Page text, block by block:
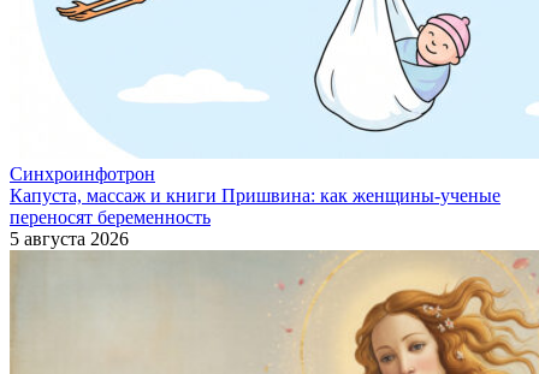
Синхроинфотрон
Капуста, массаж и книги Пришвина: как женщины-ученые
переносят беременность
5 августа 2026